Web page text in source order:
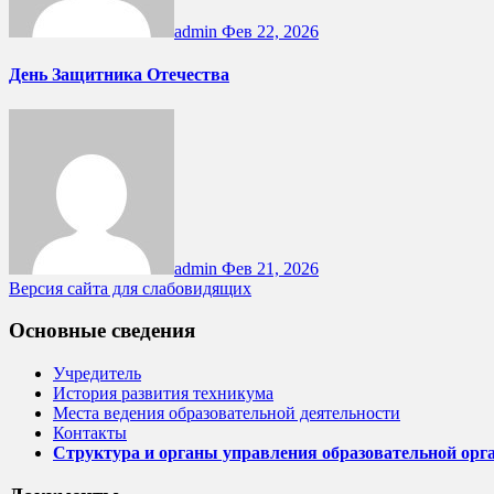
admin Фев 22, 2026
День Защитника Отечества
admin Фев 21, 2026
Версия сайта для слабовидящих
Основные сведения
Учредитель
История развития техникума
Места ведения образовательной деятельности
Контакты
Структура и органы управления образовательной